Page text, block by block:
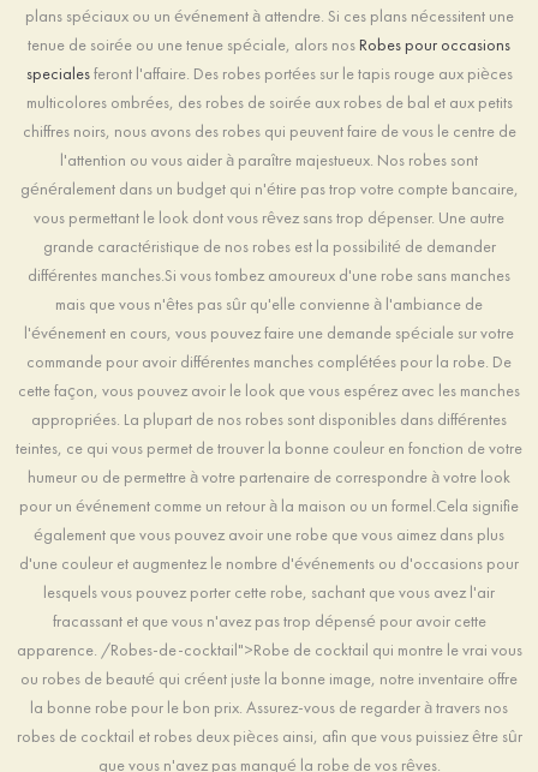
plans spéciaux ou un événement à attendre. Si ces plans nécessitent une
tenue de soirée ou une tenue spéciale, alors nos Robes pour occasions
specialesferont l'affaire. Des robes portées sur le tapis rouge aux pièces
multicolores ombrées, des robes de soirée aux robes de bal et aux petits
chiffres noirs, nous avons des robes qui peuvent faire de vous le centre de
l'attention ou vous aider à paraître majestueux. Nos robes sont
généralement dans un budget qui n'étire pas trop votre compte bancaire,
vous permettant le look dont vous rêvez sans trop dépenser. Une autre
grande caractéristique de nos robes est la possibilité de demander
différentes manches.Si vous tombez amoureux d'une robe sans manches
mais que vous n'êtes pas sûr qu'elle convienne à l'ambiance de
l'événement en cours, vous pouvez faire une demande spéciale sur votre
commande pour avoir différentes manches complétées pour la robe. De
cette façon, vous pouvez avoir le look que vous espérez avec les manches
appropriées. La plupart de nos robes sont disponibles dans différentes
teintes, ce qui vous permet de trouver la bonne couleur en fonction de votre
humeur ou de permettre à votre partenaire de correspondre à votre look
pour un événement comme un retour à la maison ou un formel.Cela signifie
également que vous pouvez avoir une robe que vous aimez dans plus
d'une couleur et augmentez le nombre d'événements ou d'occasions pour
lesquels vous pouvez porter cette robe, sachant que vous avez l'air
fracassant et que vous n'avez pas trop dépensé pour avoir cette
apparence. /Robes-de-cocktail">Robe de cocktail qui montre le vrai vous
ou robes de beauté qui créent juste la bonne image, notre inventaire offre
la bonne robe pour le bon prix. Assurez-vous de regarder à travers nos
robes de cocktail et robes deux pièces ainsi, afin que vous puissiez être sûr
que vous n'avez pas manqué la robe de vos rêves.